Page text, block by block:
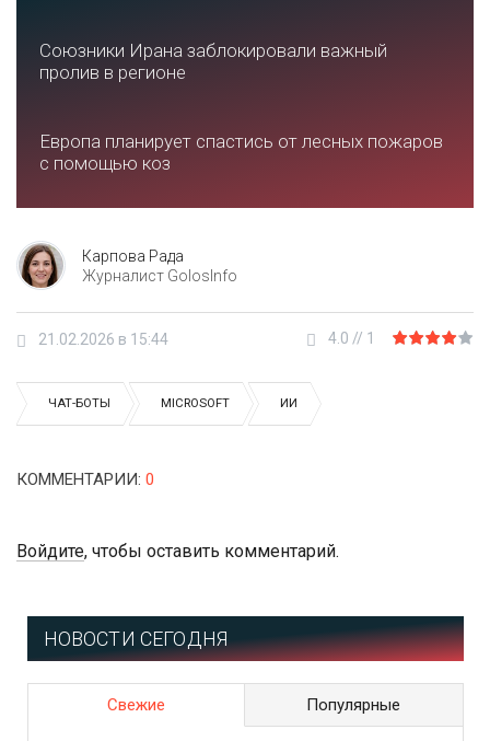
Союзники Ирана заблокировали важный
пролив в регионе
Европа планирует спастись от лесных пожаров
с помощью коз
Карпова Рада
Журналист GolosInfo
21.02.2026 в 15:44 4.0 // 1
ЧАТ-БОТЫ MICROSOFT ИИ
КОММЕНТАРИИ: 0
Войдите, чтобы оставить комментарий.
НОВОСТИ СЕГОДНЯ
Свежие Популярные